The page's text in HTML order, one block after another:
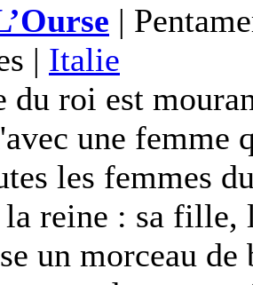
|
| Italie
du roi est
une femme
les femmes
la reine : sa
un morceau